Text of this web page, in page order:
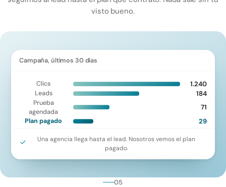
visto bueno.
Campaña, últimos 30 días
Clics 1.240
Leads 184
Prueba
agendada
71
Plan pagado 29
Una agencia llega hasta el lead. Nosotros vemos el plan
pagado.
05